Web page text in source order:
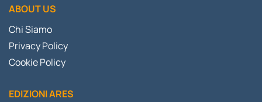
ABOUT US
Chi Siamo
Privacy Policy
Cookie Policy
EDIZIONI ARES